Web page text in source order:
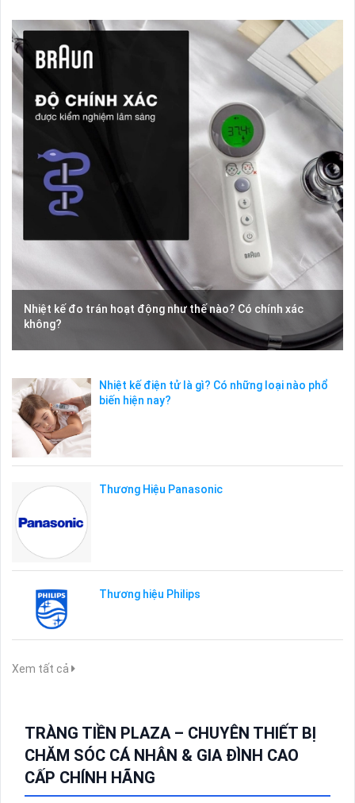
Nhiệt kế đo trán hoạt động như thế nào? Có chính xác
không?
Nhiệt kế điện tử là gì? Có những loại nào phổ
biến hiện nay?
Thương Hiệu Panasonic
Thương hiệu Philips
Xem tất cả
TRÀNG TIỀN PLAZA – CHUYÊN THIẾT BỊ
CHĂM SÓC CÁ NHÂN & GIA ĐÌNH CAO
CẤP CHÍNH HÃNG